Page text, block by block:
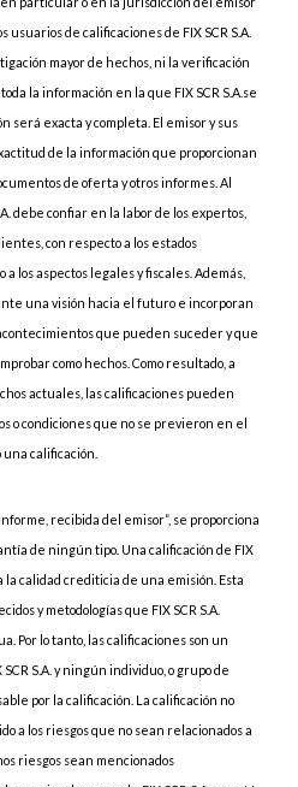
de calificaciones de FIX SCR S.A.
mayor de hechos, ni la verificación
la información en la que FIX SCR S.A.se
será exacta y completa. El emisor y sus
de la información que proporcionan
de oferta y otros informes. Al
debe confiar en la labor de los expertos,
con respecto a los estados
los aspectos legales y fiscales. Además,
una visión hacia el futuro e incorporan
que pueden suceder y que
como hechos. Como resultado, a
actuales, las calificaciones pueden
o condiciones que no se previeron en el
calificación.
recibida del emisor”, se proporciona
de ningún tipo. Una calificación de FIX
la calidad crediticia de una emisión. Esta
y metodologías que FIX SCR S.A.
Por lo tanto, las calificaciones son un
S.A. y ningún individuo, o grupo de
por la calificación. La calificación no
a los riesgos que no sean relacionados a
riesgos sean mencionados